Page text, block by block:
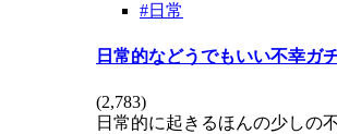
#日常
日常的などうでもいい不幸ガ
(2,783)
日常的に起きるほんの少しの